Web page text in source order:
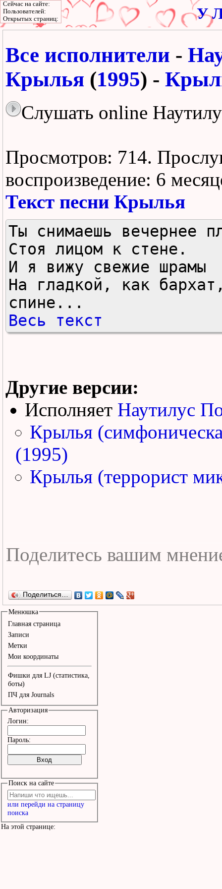
У
Все исполнители -
Крылья (1995) -
Слушать online
Просмотров: 714.
воспроизведение: 6
Текст песни Крылья
Ты снимаешь вечернее
Стоя лицом к стене.
И я вижу свежие шрамы
На гладкой, как
спине...
Весь текст
Другие версии:
Исполняет Наутилус
Крылья
(1995)
Крылья (террорист
Поделиться…
Менюшка
Главная страница
Записи
Метки
Мои координаты
Фишки для LJ (статистика,
боты)
ПЧ для Journals
Авторизация
Логин:
Пароль:
Поиск на сайте
или перейди на страницу
поиска
На этой странице:
Сейчас на сайте:
Пользователей:
Открытых страниц: